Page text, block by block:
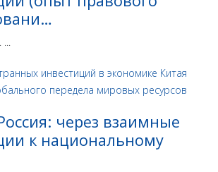
...
через взаимные
к национальному